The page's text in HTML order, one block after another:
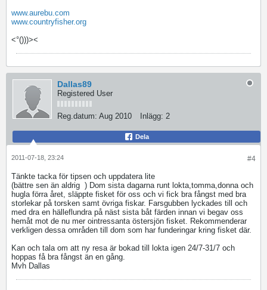
www.aurebu.com
www.countryfisher.org
<°()))><
Dallas89
Registered User
Reg.datum: Aug 2010 Inlägg: 2
Dela
#4
2011-07-18, 23:24
Tänkte tacka för tipsen och uppdatera lite
(bättre sen än aldrig ) Dom sista dagarna runt lokta,tomma,donna och
hugla förra året, släppte fisket för oss och vi fick bra fångst med bra
storlekar på torsken samt övriga fiskar. Farsgubben lyckades till och
med dra en hälleflundra på näst sista båt färden innan vi begav oss
hemåt mot de nu mer ointressanta östersjön fisket. Rekommenderar
verkligen dessa områden till dom som har funderingar kring fisket där.
Kan och tala om att ny resa är bokad till lokta igen 24/7-31/7 och
hoppas få bra fångst än en gång.
Mvh Dallas